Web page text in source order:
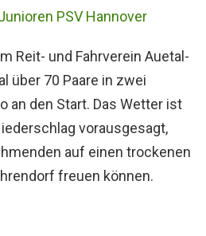
PSV Hannover
Reit- und Fahrverein Auetal-
über 70 Paare in zwei
an den Start. Das Wetter ist
vorausgesagt,
auf einen trockenen
freuen können.